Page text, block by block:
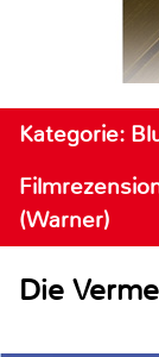
Kategorie:
(Warner)
Die